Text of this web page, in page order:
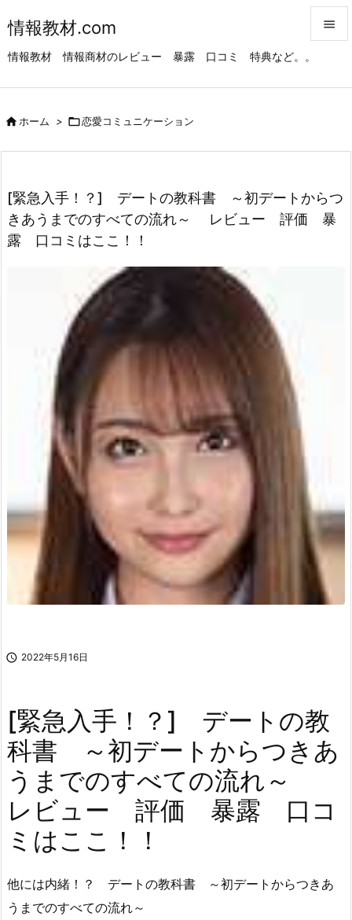
情報教材.com
情報教材 情報商材のレビュー 暴露 口コミ 特典など。。

前へ
次へ

ホーム > 恋愛コミュニケーション
[緊急入手！？] デートの教科書 ～初デートからつ
きあうまでのすべての流れ～ レビュー 評価 暴
露 口コミはここ！！
 2022年5月16日
[緊急入手！？] デートの教
科書 ～初デートからつきあ
うまでのすべての流れ～
レビュー 評価 暴露 口コ
ミはここ！！
他には内緒！？ デートの教科書 ～初デートからつきあ
うまでのすべての流れ～